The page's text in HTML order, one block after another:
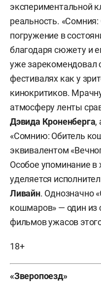
экспериментальной
реальность.
погружение в
благодаря сюжету и
уже зарекомендовал
фестивалях как у
кинокритиков.
атмосферу ленты
Дэвида Кроненберга,
«Сомнию: Обитель
эквивалентом
Особое упоминание
уделяется
Ливайн. Однозначно
кошмаров» — один из
фильмов ужасов
18+
«Зверопоезд»